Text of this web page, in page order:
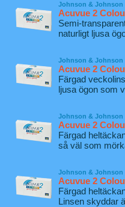
Johnson & Johnson
Acuvue 2
Semi-
naturligt ljusa
Johnson & Johnson
Acuvue 2
Färgad
ljusa ögon som
Johnson & Johnson
Acuvue 2
Färgad
så väl som
Johnson & Johnson
Acuvue 2
Färgad
Linsen skyddar